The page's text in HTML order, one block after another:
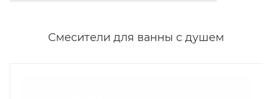
Смесители для ванны с душем